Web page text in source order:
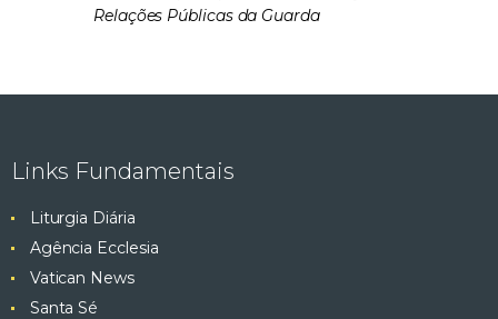
Relações Públicas da Guarda
Links Fundamentais
Liturgia Diária
Agência Ecclesia
Vatican News
Santa Sé